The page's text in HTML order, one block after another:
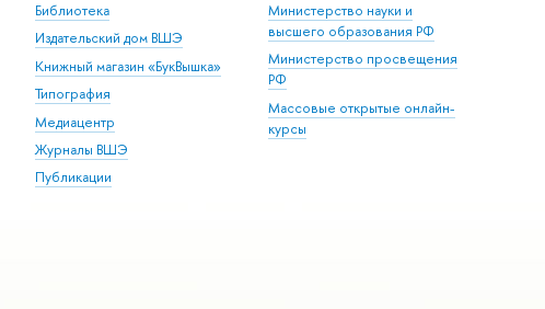
Библиотека
Издательский дом ВШЭ
Книжный магазин «БукВышка»
Типография
Медиацентр
Журналы ВШЭ
Публикации
Министерство науки и
высшего образования РФ
Министерство просвещения
РФ
Массовые открытые онлайн-
курсы